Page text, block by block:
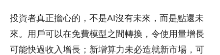
投資者真正擔心的，不是AI沒有未來，而是點還未
來。用戶可以在免費模型之間轉換，令使用量增長
可能快過收入增長；新增算力未必造就新市場，可